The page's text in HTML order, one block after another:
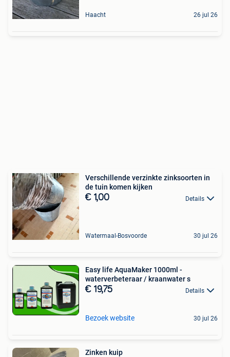
Haacht 26 jul 26
Verschillende verzinkte zinksoorten in
de tuin komen kijken
€ 1,00 Details
Watermaal-Bosvoorde 30 jul 26
Easy life AquaMaker 1000ml -
waterverbeteraar / kraanwater s
€ 19,75 Details
Bezoek website 30 jul 26
Zinken kuip